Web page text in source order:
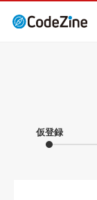
仮登録